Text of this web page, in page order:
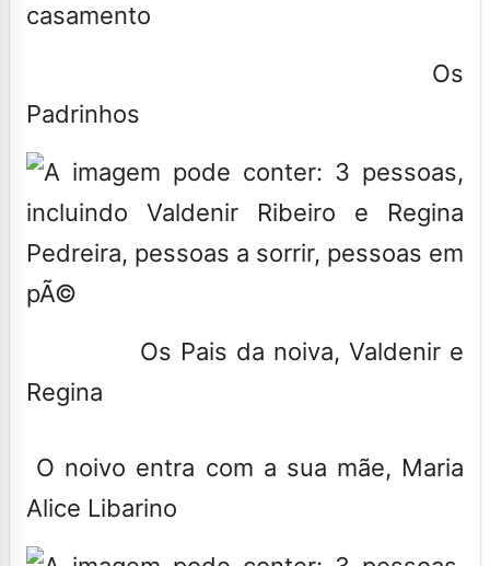
Os
Padrinhos
Os Pais da noiva, Valdenir e
Regina
O noivo entra com a sua mãe, Maria
Alice Libarino